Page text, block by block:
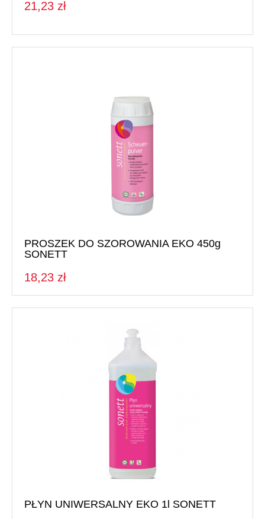
21,23 zł
PROSZEK DO SZOROWANIA EKO 450g
SONETT
18,23 zł
PŁYN UNIWERSALNY EKO 1l SONETT